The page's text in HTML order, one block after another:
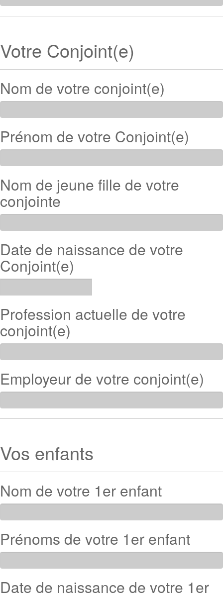
Votre Conjoint(e)
Nom de votre conjoint(e)
Prénom de votre Conjoint(e)
Nom de jeune fille de votre
conjointe
Date de naissance de votre
Conjoint(e)
Profession actuelle de votre
conjoint(e)
Employeur de votre conjoint(e)
Vos enfants
Nom de votre 1er enfant
Prénoms de votre 1er enfant
Date de naissance de votre 1er